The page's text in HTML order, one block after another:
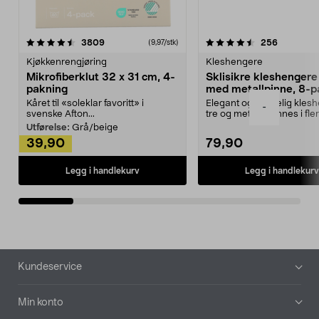
-
3809anmeldelser(9,97/stk)
Kjøkkenrengjøring
Mikrofiberklut 32 x 31 cm, 4-
pakning
Kåret til «soleklar favoritt» i
svenske Afton...
Utførelse: Grå/beige
39,90
Legg i handlekurv
4.5av 5 stjerner 256
Kleshengere
Sklisikre
med metallpinne, 8-
Elegant og skikkelig
tre og metall – finnes i
79,90
Legg i handlekurv
4.5av 5 stjerner
Bunntekst
Kundeservice
Min konto